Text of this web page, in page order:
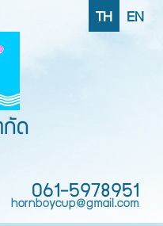
EN
TH
กัด
061-5978951
hornboycup@gmail.com